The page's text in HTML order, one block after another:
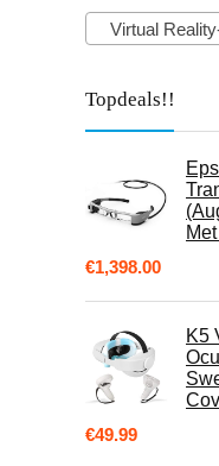
Virtual
Topdeals!!
€1,398.00
K5
€49.99